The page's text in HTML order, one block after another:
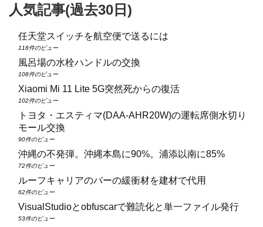
人気記事(過去30日)
任天堂スイッチを航空便で送るには
118件のビュー
風呂場の水栓ハンドルの交換
108件のビュー
Xiaomi Mi 11 Lite 5G突然死からの復活
102件のビュー
トヨタ・エスティマ(DAA‑AHR20W)の運転席側水切り
モール交換
90件のビュー
沖縄の不発弾。沖縄本島に90%。浦添以南に85%
72件のビュー
ルーフキャリアのバーの緩衝材を建材で代用
62件のビュー
VisualStudioとobfuscarで難読化と単一ファイル発行
53件のビュー